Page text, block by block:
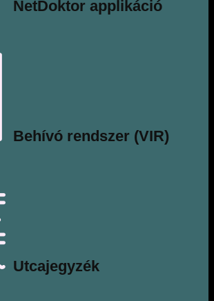
​NetDoktor applikáció
Behívó rendszer (VIR)
Utcajegyzék